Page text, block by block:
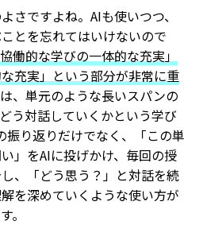
さですよね。AIも使いつつ、
とを忘れてはいけないので
働的な学びの一体的な充実」
充実」という部分が非常に重
、単元のような長いスパンの
う対話していくかという学び
振り返りだけでなく、「この単
」をAIに投げかけ、毎回の授
、「どう思う？」と対話を続
を深めていくような使い方が
。